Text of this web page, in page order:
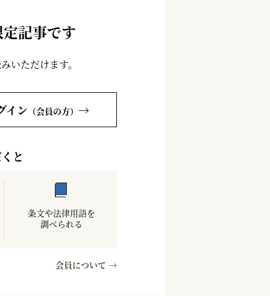
記事です
いただけます。
イン （会員の方） →
と
条文や法律用語を
調べられる
会員について →